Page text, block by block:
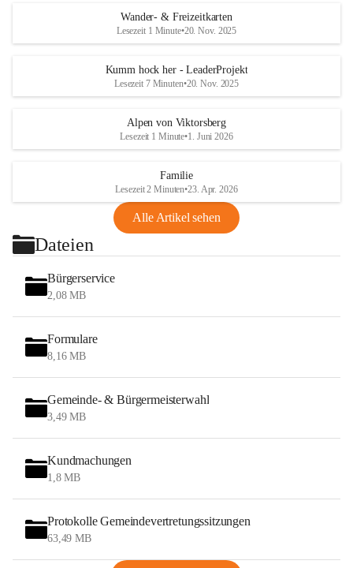
Wander- & Freizeitkarten
Lesezeit 1 Minute•20. Nov. 2025
Kumm hock her - LeaderProjekt
Lesezeit 7 Minuten•20. Nov. 2025
Alpen von Viktorsberg
Lesezeit 1 Minute•1. Juni 2026
Familie
Lesezeit 2 Minuten•23. Apr. 2026
Alle Artikel sehen
Dateien
Bürgerservice
2,08 MB
Formulare
8,16 MB
Gemeinde- & Bürgermeisterwahl
3,49 MB
Kundmachungen
1,8 MB
Protokolle Gemeindevertretungssitzungen
63,49 MB